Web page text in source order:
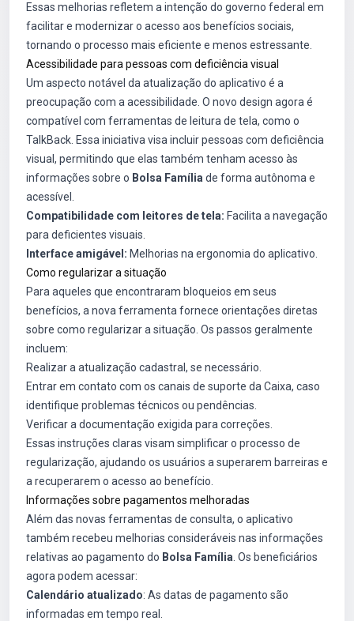
Essas melhorias refletem a intenção do governo federal em
facilitar e modernizar o acesso aos benefícios sociais,
tornando o processo mais eficiente e menos estressante.
Acessibilidade para pessoas com deficiência visual
Um aspecto notável da atualização do aplicativo é a
preocupação com a acessibilidade. O novo design agora é
compatível com ferramentas de leitura de tela, como o
TalkBack. Essa iniciativa visa incluir pessoas com deficiência
visual, permitindo que elas também tenham acesso às
informações sobre o Bolsa Família de forma autônoma e
acessível.
Compatibilidade com leitores de tela: Facilita a navegação
para deficientes visuais.
Interface amigável: Melhorias na ergonomia do aplicativo.
Como regularizar a situação
Para aqueles que encontraram bloqueios em seus
benefícios, a nova ferramenta fornece orientações diretas
sobre como regularizar a situação. Os passos geralmente
incluem:
Realizar a atualização cadastral, se necessário.
Entrar em contato com os canais de suporte da Caixa, caso
identifique problemas técnicos ou pendências.
Verificar a documentação exigida para correções.
Essas instruções claras visam simplificar o processo de
regularização, ajudando os usuários a superarem barreiras e
a recuperarem o acesso ao benefício.
Informações sobre pagamentos melhoradas
Além das novas ferramentas de consulta, o aplicativo
também recebeu melhorias consideráveis nas informações
relativas ao pagamento do Bolsa Família . Os beneficiários
agora podem acessar:
Calendário atualizado: As datas de pagamento são
informadas em tempo real.